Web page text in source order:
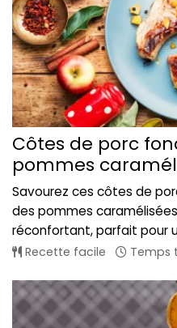
Côtes de porc
pommes
Savourez ces côtes de
des pommes
réconfortant, parfait pour
Recette facile Temps